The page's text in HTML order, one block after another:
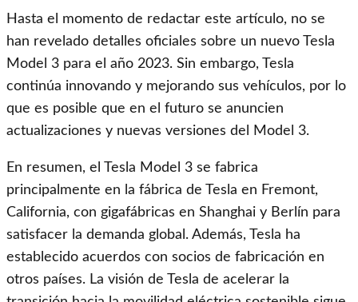
Hasta el momento de redactar este artículo, no se
han revelado detalles oficiales sobre un nuevo Tesla
Model 3 para el año 2023. Sin embargo, Tesla
continúa innovando y mejorando sus vehículos, por lo
que es posible que en el futuro se anuncien
actualizaciones y nuevas versiones del Model 3.
En resumen, el Tesla Model 3 se fabrica
principalmente en la fábrica de Tesla en Fremont,
California, con gigafábricas en Shanghai y Berlín para
satisfacer la demanda global. Además, Tesla ha
establecido acuerdos con socios de fabricación en
otros países. La visión de Tesla de acelerar la